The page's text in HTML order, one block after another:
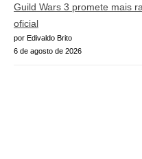
Guild Wars 3 promete mais
oficial
por Edivaldo Brito
6 de agosto de 2026